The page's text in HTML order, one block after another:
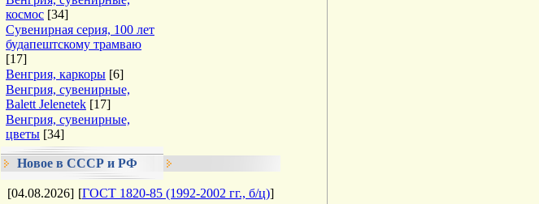
космос [34]
Сувенирная серия, 100 лет
будапештскому трамваю
[17]
Венгрия, каркоры [6]
Венгрия, сувенирные,
Balett Jelenetek [17]
Венгрия, сувенирные,
цветы [34]
Новое в СССР и РФ
[04.08.2026] [ГОСТ 1820-85 (1992-2002 гг., б/ц)]